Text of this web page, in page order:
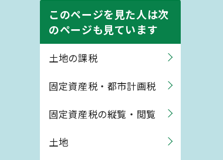
このページを見た人は次
のページも見ています
土地の課税
固定資産税・都市計画税
固定資産税の縦覧・閲覧
土地